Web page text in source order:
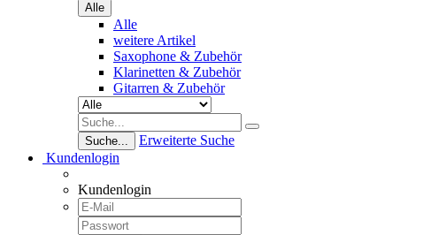
Alle
Alle
weitere Artikel
Saxophone & Zubehör
Klarinetten & Zubehör
Gitarren & Zubehör
Suche...
Erweiterte Suche
Kundenlogin
Kundenlogin